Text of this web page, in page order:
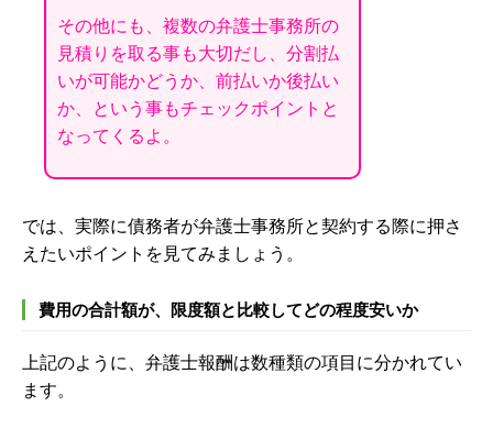
その他にも、複数の弁護士事務所の
見積りを取る事も大切だし、分割払
いが可能かどうか、前払いか後払い
か、という事もチェックポイントと
なってくるよ。
では、実際に債務者が弁護士事務所と契約する際に押さ
えたいポイントを見てみましょう。
費用の合計額が、限度額と比較してどの程度安いか
上記のように、弁護士報酬は数種類の項目に分かれてい
ます。